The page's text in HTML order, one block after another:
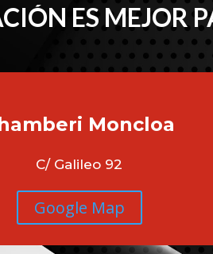
ES MEJOR
Moncloa
C/ Galileo 92
Google Map